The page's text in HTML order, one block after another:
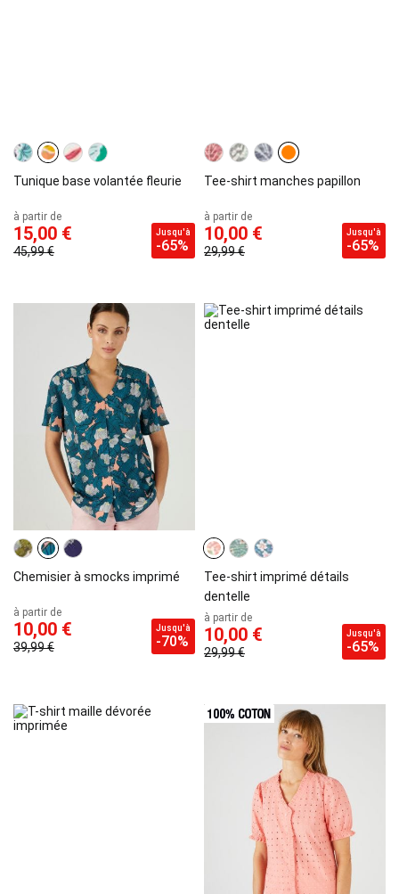
Tunique base volantée fleurie
à partir de
15,00 €
45,99 €
Jusqu'à
-65%
Tee-shirt manches papillon
à partir de
10,00 €
29,99 €
Jusqu'à
-65%
Chemisier à smocks imprimé
à partir de
10,00 €
39,99 €
Jusqu'à
-70%
Tee-shirt imprimé détails
dentelle
à partir de
10,00 €
29,99 €
Jusqu'à
-65%